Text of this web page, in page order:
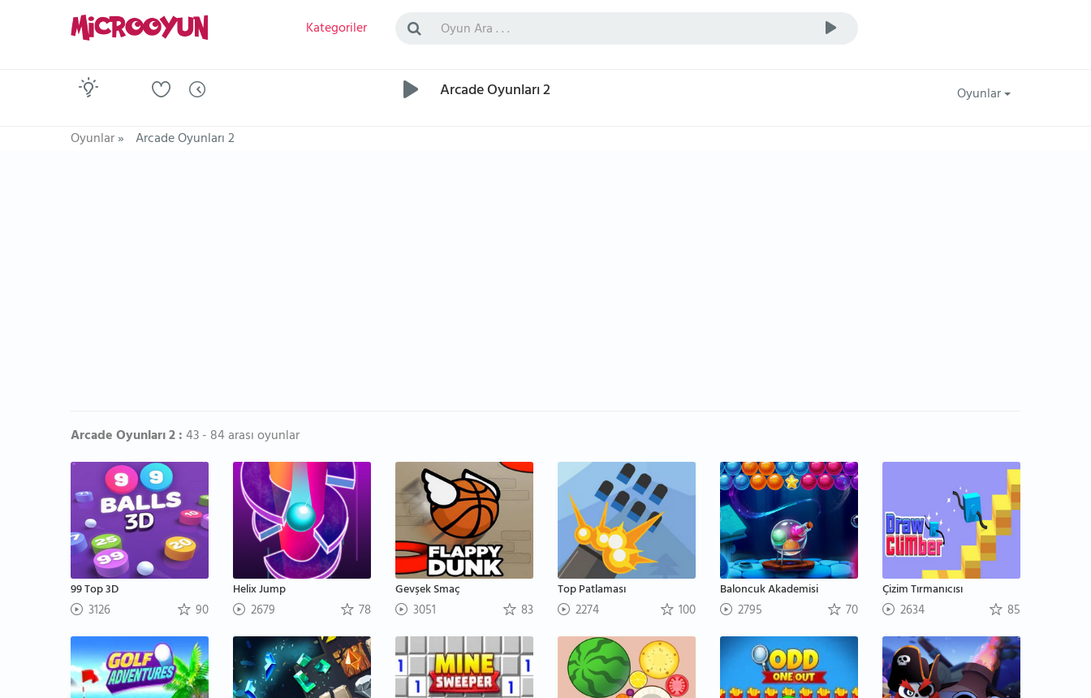
Kategoriler
Arcade Oyunları 2
Oyunlar
Oyunlar» Arcade Oyunları 2
Arcade Oyunları 2 :43 - 84 arası oyunlar
99 Top 3D
3126 90
Helix Jump
2679 78
Gevşek Smaç
3051 83
Top Patlaması
2274 100
Baloncuk Akademisi
2795 70
Çizim Tırmanıcısı
2634 85